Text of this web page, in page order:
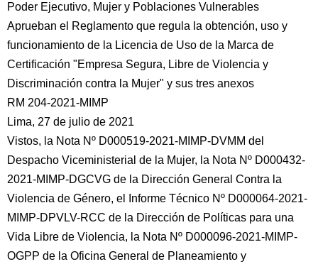
Poder Ejecutivo, Mujer y Poblaciones Vulnerables
Aprueban el Reglamento que regula la obtención, uso y
funcionamiento de la Licencia de Uso de la Marca de
Certificación "Empresa Segura, Libre de Violencia y
Discriminación contra la Mujer" y sus tres anexos
RM 204-2021-MIMP
Lima, 27 de julio de 2021
Vistos, la Nota Nº D000519-2021-MIMP-DVMM del
Despacho Viceministerial de la Mujer, la Nota Nº D000432-
2021-MIMP-DGCVG de la Dirección General Contra la
Violencia de Género, el Informe Técnico Nº D000064-2021-
MIMP-DPVLV-RCC de la Dirección de Políticas para una
Vida Libre de Violencia, la Nota Nº D000096-2021-MIMP-
OGPP de la Oficina General de Planeamiento y